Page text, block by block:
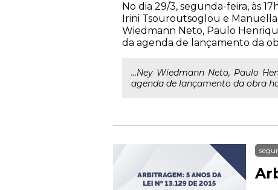
No dia 29/3, segunda-feira, às
Irini Tsouroutsoglou e Manuella
Wiedmann Neto, Paulo
da agenda de lançamento da
...Ney Wiedmann Neto, Paulo
agenda de lançamento da obra